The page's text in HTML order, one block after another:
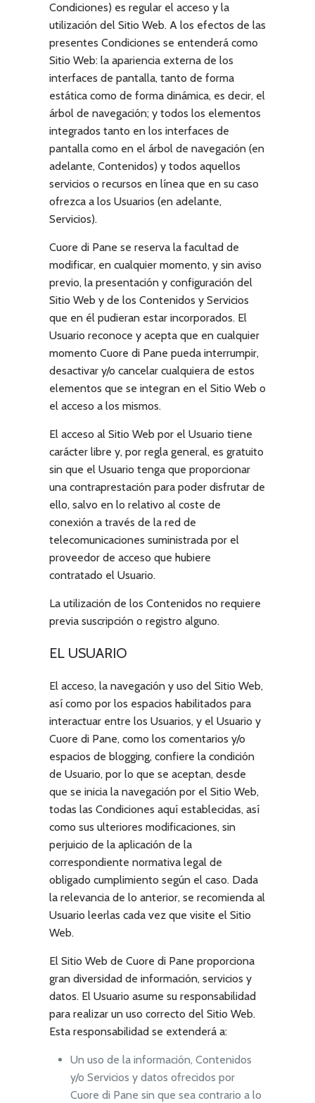
Condiciones) es regular el acceso y la
utilización del Sitio Web. A los efectos de las
presentes Condiciones se entenderá como
Sitio Web: la apariencia externa de los
interfaces de pantalla, tanto de forma
estática como de forma dinámica, es decir, el
árbol de navegación; y todos los elementos
integrados tanto en los interfaces de
pantalla como en el árbol de navegación (en
adelante, Contenidos) y todos aquellos
servicios o recursos en línea que en su caso
ofrezca a los Usuarios (en adelante,
Servicios).
Cuore di Pane se reserva la facultad de
modificar, en cualquier momento, y sin aviso
previo, la presentación y configuración del
Sitio Web y de los Contenidos y Servicios
que en él pudieran estar incorporados. El
Usuario reconoce y acepta que en cualquier
momento Cuore di Pane pueda interrumpir,
desactivar y/o cancelar cualquiera de estos
elementos que se integran en el Sitio Web o
el acceso a los mismos.
El acceso al Sitio Web por el Usuario tiene
carácter libre y, por regla general, es gratuito
sin que el Usuario tenga que proporcionar
una contraprestación para poder disfrutar de
ello, salvo en lo relativo al coste de
conexión a través de la red de
telecomunicaciones suministrada por el
proveedor de acceso que hubiere
contratado el Usuario.
La utilización de los Contenidos no requiere
previa suscripción o registro alguno.
EL USUARIO
El acceso, la navegación y uso del Sitio Web,
así como por los espacios habilitados para
interactuar entre los Usuarios, y el Usuario y
Cuore di Pane, como los comentarios y/o
espacios de blogging, confiere la condición
de Usuario, por lo que se aceptan, desde
que se inicia la navegación por el Sitio Web,
todas las Condiciones aquí establecidas, así
como sus ulteriores modificaciones, sin
perjuicio de la aplicación de la
correspondiente normativa legal de
obligado cumplimiento según el caso. Dada
la relevancia de lo anterior, se recomienda al
Usuario leerlas cada vez que visite el Sitio
Web.
El Sitio Web de Cuore di Pane proporciona
gran diversidad de información, servicios y
datos. El Usuario asume su responsabilidad
para realizar un uso correcto del Sitio Web.
Esta responsabilidad se extenderá a:
Un uso de la información, Contenidos
y/o Servicios y datos ofrecidos por
Cuore di Pane sin que sea contrario a lo